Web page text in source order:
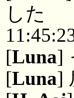
した
[Luna]
[Luna]